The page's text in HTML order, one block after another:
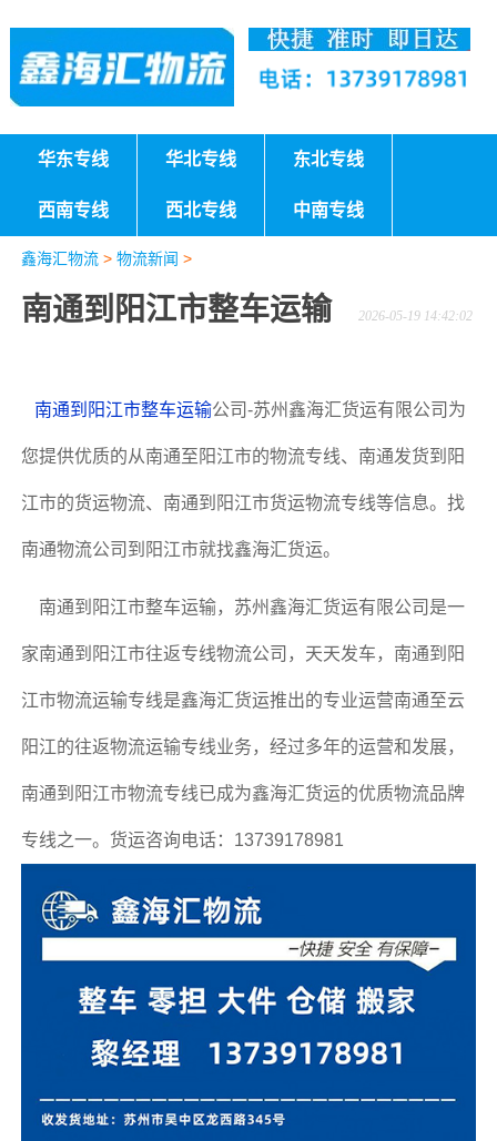
华东专线 华北专线 东北专线
西南专线 西北专线 中南专线
鑫海汇物流> 物流新闻 >
南通到阳江市整车运输 2026-05-19 14:42:02
南通到阳江市整车运输公司-苏州鑫海汇货运有限公司为
您提供优质的从南通至阳江市的物流专线、南通发货到阳
江市的货运物流、南通到阳江市货运物流专线等信息。找
南通物流公司到阳江市就找鑫海汇货运。
南通到阳江市整车运输，苏州鑫海汇货运有限公司是一
家南通到阳江市往返专线物流公司，天天发车，南通到阳
江市物流运输专线是鑫海汇货运推出的专业运营南通至云
阳江的往返物流运输专线业务，经过多年的运营和发展，
南通到阳江市物流专线已成为鑫海汇货运的优质物流品牌
专线之一。货运咨询电话：13739178981